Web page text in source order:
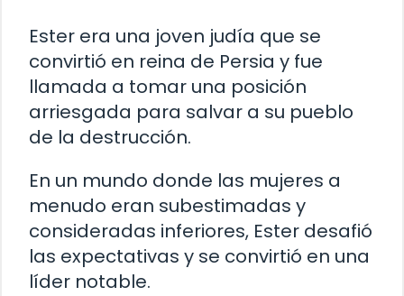
Ester era una joven judía que se
convirtió en reina de Persia y fue
llamada a tomar una posición
arriesgada para salvar a su pueblo
de la destrucción.
En un mundo donde las mujeres a
menudo eran subestimadas y
consideradas inferiores, Ester desafió
las expectativas y se convirtió en una
líder notable.